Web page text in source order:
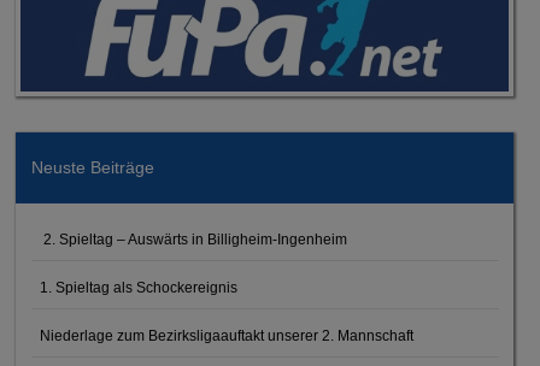
Neuste Beiträge
2. Spieltag – Auswärts in Billigheim-Ingenheim
1. Spieltag als Schockereignis
Niederlage zum Bezirksligaauftakt unserer 2. Mannschaft